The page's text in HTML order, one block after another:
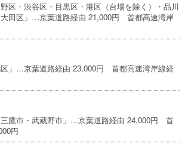
区・渋谷区・目黒区・港区（台場を除く）・品川
田区」…京葉道路経由 21,000円 首都高速湾岸
区」…京葉道路経由 23,000円 首都高速湾岸線経
三鷹市・武蔵野市」…京葉道路経由 24,000円 首
円